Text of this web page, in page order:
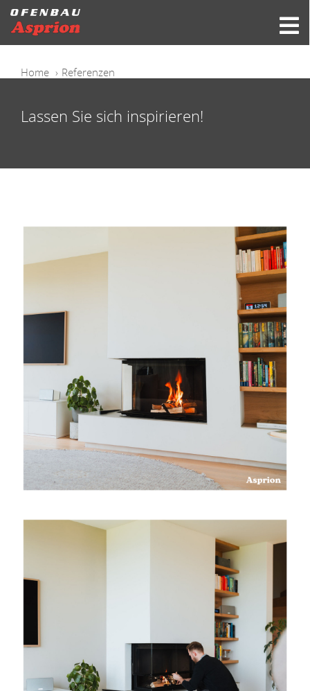
Home Referenzen
Lassen Sie sich inspirieren!